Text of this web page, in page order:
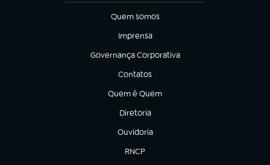
Quem somos
(abre em nova aba)
Imprensa
(abre em nova aba)
Governança Corporativa
(abre em nova aba)
Contatos
(abre em nova aba)
Quem é Quem
(abre em nova aba)
Diretoria
(abre em nova aba)
Ouvidoria
(abre em nova aba)
RNCP
(abre em nova aba)